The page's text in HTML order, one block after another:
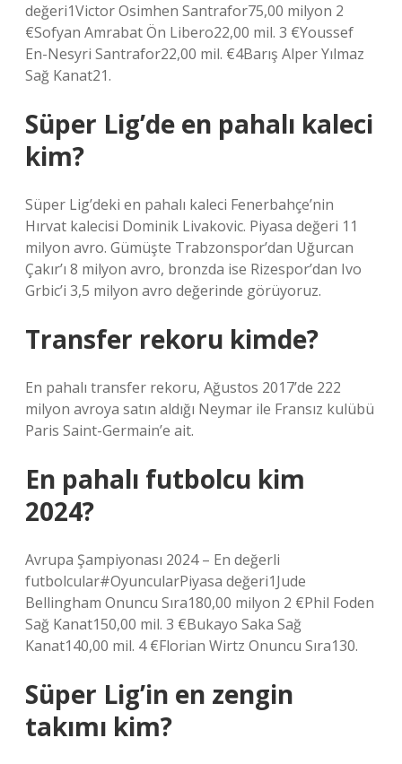
değeri1Victor Osimhen Santrafor75,00 milyon 2
€Sofyan Amrabat Ön Libero22,00 mil. 3 €Youssef
En-Nesyri Santrafor22,00 mil. €4Barış Alper Yılmaz
Sağ Kanat21.
Süper Lig’de en pahalı kaleci
kim?
Süper Lig’deki en pahalı kaleci Fenerbahçe’nin
Hırvat kalecisi Dominik Livakovic. Piyasa değeri 11
milyon avro. Gümüşte Trabzonspor’dan Uğurcan
Çakır’ı 8 milyon avro, bronzda ise Rizespor’dan Ivo
Grbic’i 3,5 milyon avro değerinde görüyoruz.
Transfer rekoru kimde?
En pahalı transfer rekoru, Ağustos 2017’de 222
milyon avroya satın aldığı Neymar ile Fransız kulübü
Paris Saint-Germain’e ait.
En pahalı futbolcu kim
2024?
Avrupa Şampiyonası 2024 – En değerli
futbolcular#OyuncularPiyasa değeri1Jude
Bellingham Onuncu Sıra180,00 milyon 2 €Phil Foden
Sağ Kanat150,00 mil. 3 €Bukayo Saka Sağ
Kanat140,00 mil. 4 €Florian Wirtz Onuncu Sıra130.
Süper Lig’in en zengin
takımı kim?